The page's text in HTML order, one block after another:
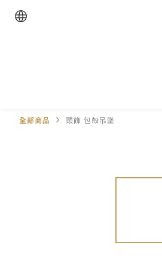
全部商品 頸飾 包殼吊墜